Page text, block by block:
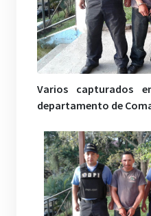
Varios capturados
departamento de